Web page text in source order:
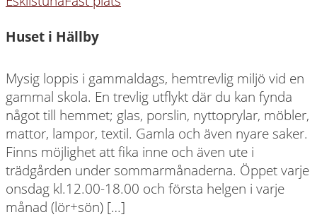
Huset i Hällby
Mysig loppis i gammaldags, hemtrevlig miljö vid en
gammal skola. En trevlig utflykt där du kan fynda
något till hemmet; glas, porslin, nyttoprylar, möbler,
mattor, lampor, textil. Gamla och även nyare saker.
Finns möjlighet att fika inne och även ute i
trädgården under sommarmånaderna. Öppet varje
onsdag kl.12.00-18.00 och första helgen i varje
månad (lör+sön) […]